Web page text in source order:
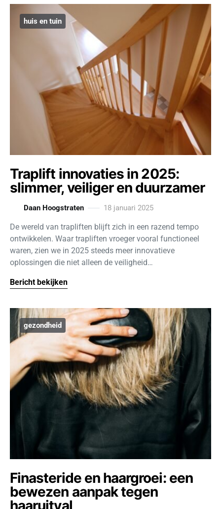
huis en tuin
Traplift innovaties in 2025:
slimmer, veiliger en duurzamer
Daan Hoogstraten 18 januari 2025
De wereld van trapliften blijft zich in een razend tempo
ontwikkelen. Waar trapliften vroeger vooral functioneel
waren, zien we in 2025 steeds meer innovatieve
oplossingen die niet alleen de veiligheid…
Bericht bekijken
gezondheid
Finasteride en haargroei: een
bewezen aanpak tegen
haaruitval